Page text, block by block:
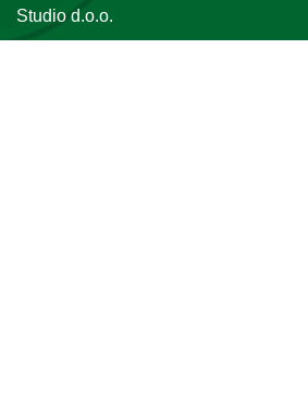
Studio d.o.o.